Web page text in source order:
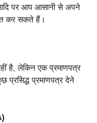
पर आप आसानी से अपने
कर सकते हैं।
है, लेकिन एक प्रमाणपत्र
प्रसिद्ध प्रमाणपत्र देने